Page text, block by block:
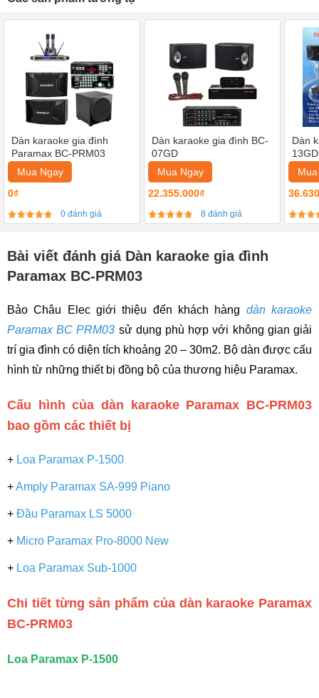
Dàn karaoke gia đình
Paramax BC-PRM03
Mua Ngay
0₫
0 đánh giá
Dàn karaoke gia đình BC-
07GD
Mua Ngay
22.355.000₫
8 đánh giá
Dàn
13GD
Bài viết đánh giá Dàn karaoke gia đình
Paramax BC-PRM03
Bảo Châu Elec giới thiệu đến khách hàng dàn karaoke
Paramax BC PRM03 sử dụng phù hợp với không gian giải
trí gia đình có diện tích khoảng 20 – 30m2. Bộ dàn được cấu
hình từ những thiết bị đồng bộ của thương hiệu Paramax.
Cấu hình của dàn karaoke Paramax BC-PRM03
bao gồm các thiết bị
+ Loa Paramax P-1500
+Amply Paramax SA-999 Piano
+ Đầu Paramax LS 5000
+ Micro Paramax Pro-8000 New
+ Loa Paramax Sub-1000
Chi tiết từng sản phẩm của dàn karaoke Paramax
BC-PRM03
Loa Paramax P-1500